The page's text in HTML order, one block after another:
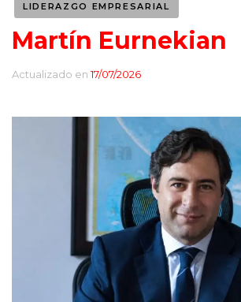
LIDERAZGO EMPRESARIAL
Martín Eurnekian
Actualizado en17/07/2026